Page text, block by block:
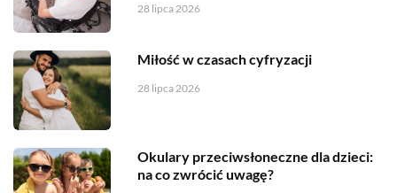
28 lipca 2026
Miłość w czasach cyfryzacji
28 lipca 2026
Okulary przeciwsłoneczne dla dzieci:
na co zwrócić uwagę?